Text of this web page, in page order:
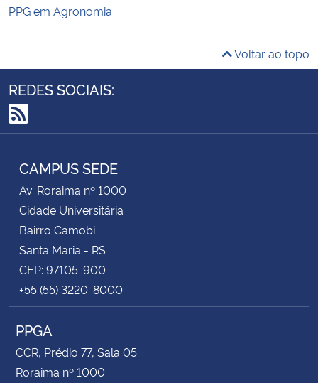
PPG em Agronomia
Voltar ao topo
REDES SOCIAIS:
RSS
CAMPUS SEDE
Av. Roraima nº 1000
Cidade Universitária
Bairro Camobi
Santa Maria - RS
CEP: 97105-900
+55 (55) 3220-8000
PPGA
CCR, Prédio 77, Sala 05
Roraima nº 1000